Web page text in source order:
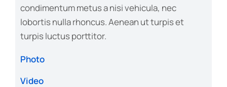
condimentum metus a nisi vehicula, nec
lobortis nulla rhoncus. Aenean ut turpis et
turpis luctus porttitor.
Photo
Video